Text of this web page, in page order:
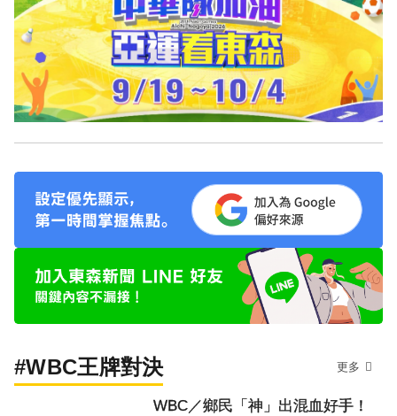
#WBC王牌對決 更多
WBC／鄉民「神」出混血好手！